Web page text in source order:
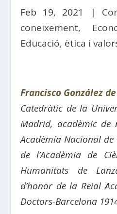
Feb 19, 2021 |
coneixement,
Educació, ètica i
Francisco González
Catedràtic de la
Madrid, acadèmic de
Acadèmia Nacional
de l’Acadèmia de
Humanitats de
d’honor de la Reial
Doctors-Barcelona